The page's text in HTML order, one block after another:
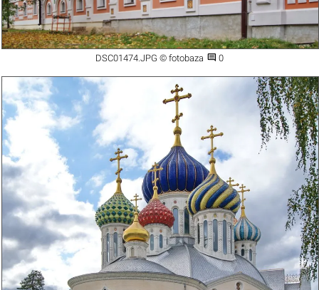
DSC01474.JPG © fotobaza  0